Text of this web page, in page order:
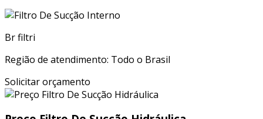
Br filtri
Região de atendimento: Todo o Brasil
Solicitar orçamento